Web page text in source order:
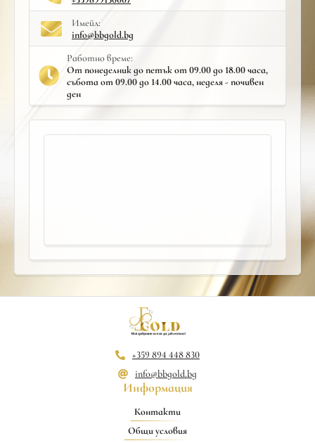
Имейл:
info@bbgold.bg
Работно време:
От понеделник до петък от 09.00 до 18.00 часа,
събота от 09.00 до 14.00 часа, неделя - почивен
ден
+359 894 448 830
info@bbgold.bg
Информация
Контакти
Общи условия